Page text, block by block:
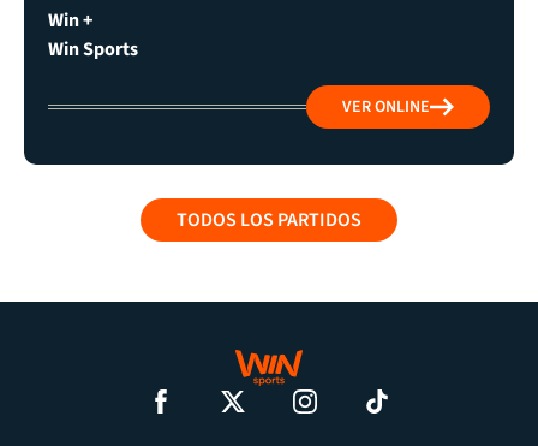
Win +
Win Sports
VER ONLINE
TODOS LOS PARTIDOS